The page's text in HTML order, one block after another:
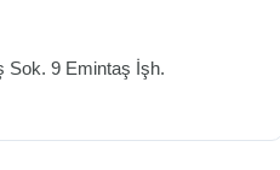
Sok. 9 Emintaş İşh.